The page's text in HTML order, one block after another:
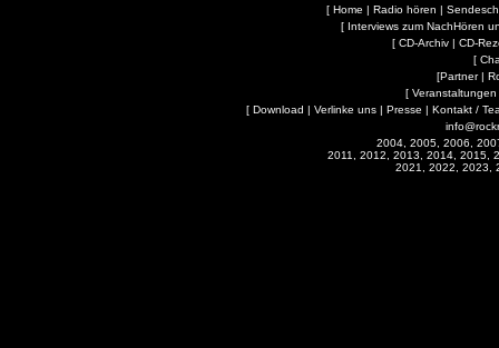
[ Home | Radio hören |
[ Interviews zum NachHören
[ CD-Archiv| CD-
[
[Partner|
[ Veranstaltungen
[ Download | Verlinke uns | Presse | Kontakt /
2004, 2005, 2006,
2011, 2012, 2013, 2014, 2015,
2021, 2022, 2023,